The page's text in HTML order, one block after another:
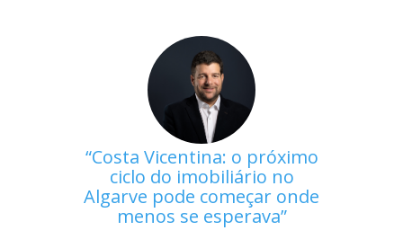
Costa Vicentina: o próximo
ciclo do imobiliário no
Algarve pode começar onde
menos se esperava